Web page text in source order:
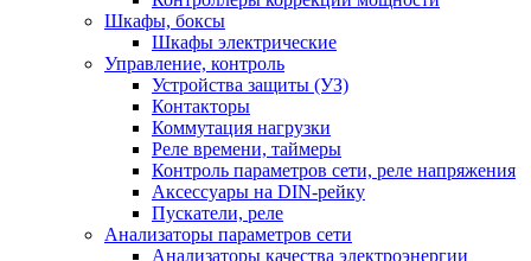
Шкафы, боксы
Шкафы электрические
Управление, контроль
Устройства защиты (УЗ)
Контакторы
Коммутация нагрузки
Реле времени, таймеры
Контроль параметров сети, реле напряжения
Аксессуары на DIN-рейку
Пускатели, реле
Анализаторы параметров сети
Анализаторы качества электроэнергии